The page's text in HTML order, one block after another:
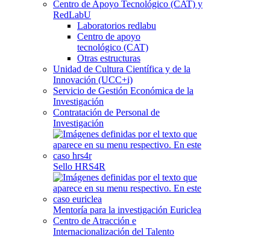
Centro de Apoyo Tecnológico (CAT) y
RedLabU
Laboratorios redlabu
Centro de apoyo
tecnológico (CAT)
Otras estructuras
Unidad de Cultura Científica y de la
Innovación (UCC+i)
Servicio de Gestión Económica de la
Investigación
Contratación de Personal de
Investigación
Sello HRS4R
Mentoría para la investigación Euriclea
Centro de Atracción e
Internacionalización del Talento